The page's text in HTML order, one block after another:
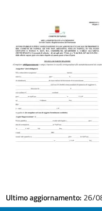
Ultimo aggiornamento: 26/